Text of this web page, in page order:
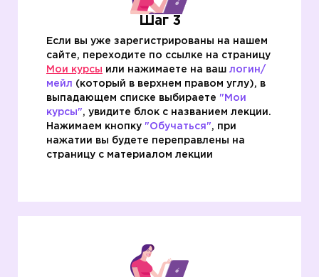
Шаг 3
Если вы уже зарегистрированы на нашем
сайте, переходите по ссылке на страницу
Мои курсы или нажимаете на ваш логин/
мейл (который в верхнем правом углу), в
выпадающем списке выбираете "Мои
курсы", увидите блок с названием лекции.
Нажимаем кнопку "Обучаться", при
нажатии вы будете переправлены на
страницу с материалом лекции